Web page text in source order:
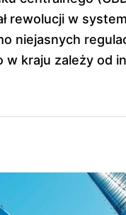
rewolucji w
niejasnych
w kraju zależy od